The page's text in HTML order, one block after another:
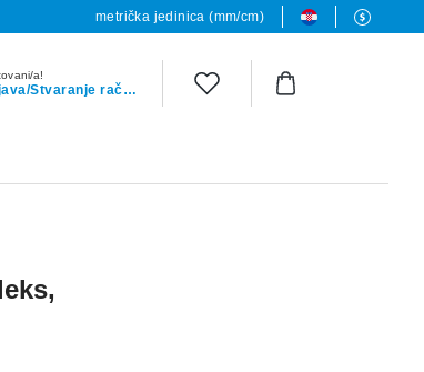
metrička jedinica (mm/cm)
a!
Prijava/Stvaranje računa